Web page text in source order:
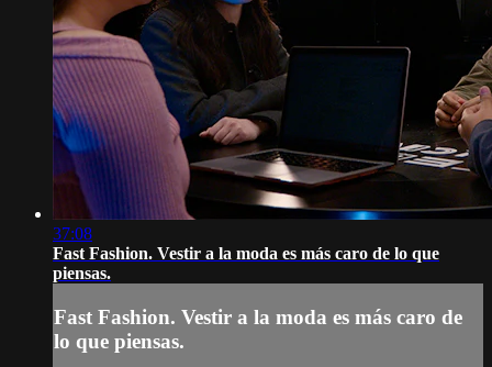
37:08
Fast Fashion. Vestir a la moda es más caro de lo que
piensas.
Fast Fashion. Vestir a la moda es más caro de
lo que piensas.